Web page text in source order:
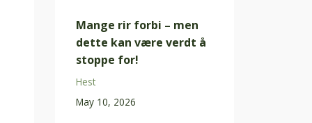
Mange rir forbi – men
dette kan være verdt å
stoppe for!
Hest
May 10, 2026